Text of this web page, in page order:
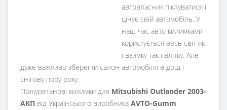
автовласник піклуватися і
цінує свій автомобіль. У
наш час авто килимками
користується весь світ як
і взимку так і влітку. Але
дуже важливо зберегти салон автомобіля в дощ і
снігову пору року.
Поліуретанові килимки для Mitsubishi Outlander 2003-
АКП від Українського виробника AVTO-Gumm